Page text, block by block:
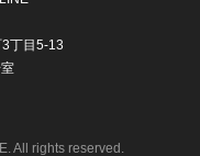
丁目5-13
All rights reserved.